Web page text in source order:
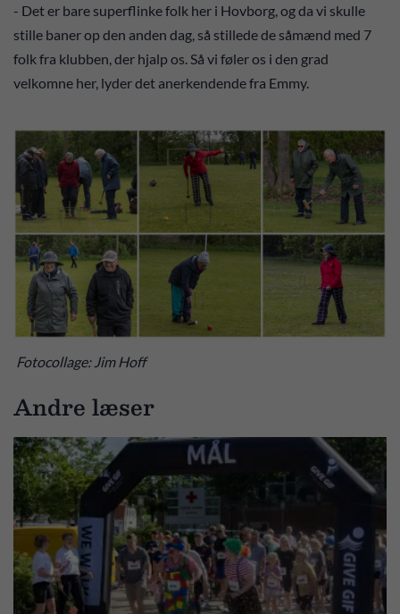
- Det er bare superflinke folk her i Hovborg, og da vi skulle
stille baner op den anden dag, så stillede de såmænd med 7
folk fra klubben, der hjalp os. Så vi føler os i den grad
velkomne her, lyder det anerkendende fra Emmy.
Fotocollage: Jim Hoff
Andre læser